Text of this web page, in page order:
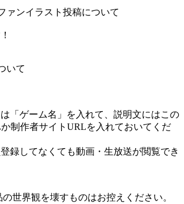
ァンイラスト投稿について
いて
「ゲーム名」を入れて、説明文にはこの
制作者サイトURLを入れておいてくだ
録してなくても動画・生放送が閲覧でき
世界観を壊すものはお控えください。